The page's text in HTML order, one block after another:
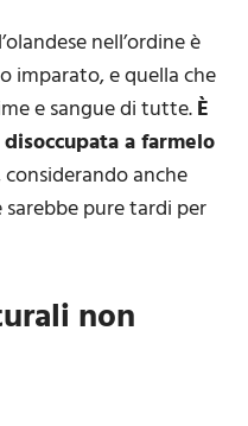
nell’ordine è
imparato, e quella che
e sangue di tutte.È
a farmelo
anche
pure tardi per
non